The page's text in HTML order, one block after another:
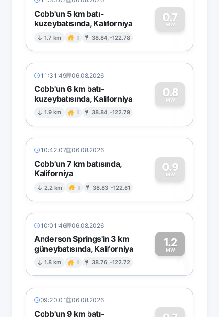
Cobb'un 5 km batı-
kuzeybatısında, Kaliforniya
1.7 km I 38.84, -122.78
0.7
MW
0
11:31:49 06.08.2026
Cobb'un 6 km batı-
kuzeybatısında, Kaliforniya
1.9 km I 38.84, -122.79
0.8
MW
0
10:42:07 06.08.2026
Cobb'un 7 km batısında,
Kaliforniya
2.2 km I 38.83, -122.81
0.9
MW
0
10:01:46 06.08.2026
Anderson Springs'in 3 km
güneybatısında, Kaliforniya
1.8 km I 38.76, -122.72
1.2
MW1
09:20:01 06.08.2026
Cobb'un 9 km batı-